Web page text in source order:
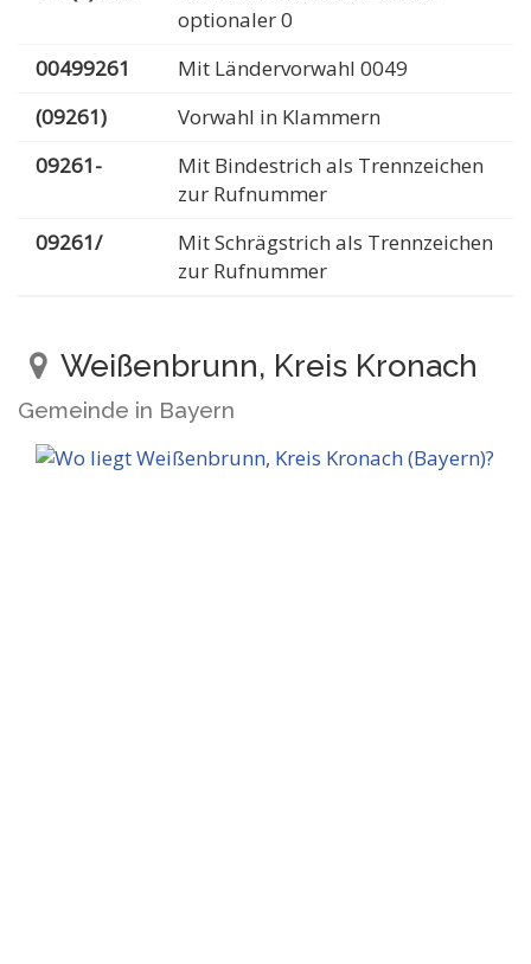
optionaler 0
00499261
Mit Ländervorwahl 0049
(09261)
Vorwahl in Klammern
09261-
Mit Bindestrich als Trennzeichen
zur Rufnummer
09261/
Mit Schrägstrich als Trennzeichen
zur Rufnummer
Weißenbrunn, Kreis Kronach
Gemeinde in Bayern